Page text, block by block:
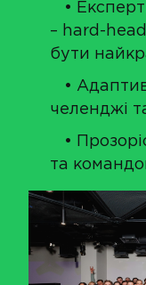
•
– hard-
бути
•
челенджі
•
та